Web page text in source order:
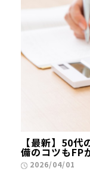
【最新】50
備のコツもFP
2026/04/01